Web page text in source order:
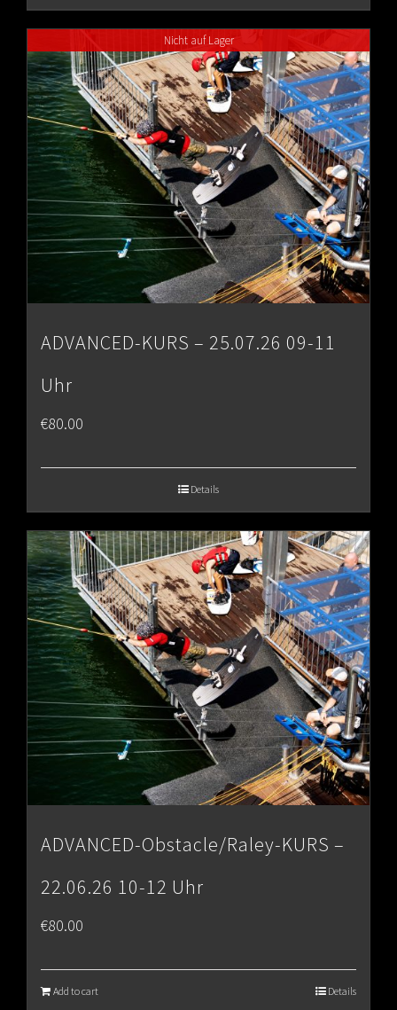
Nicht auf Lager
ADVANCED-KURS – 25.07.26 09-11
Uhr
€80.00
Details
ADVANCED-Obstacle/Raley-KURS –
22.06.26 10-12 Uhr
€80.00
Add to cart Details